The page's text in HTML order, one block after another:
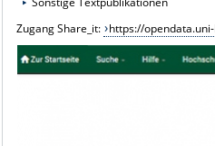
Zugang Share_it: https://